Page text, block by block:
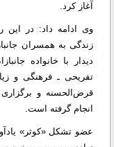
آغاز کرد.
وی ادامه داد: در این
زندگی به همسران
دیدار با خانواده
تفریحی ـ فرهنگی و
قرض‌الحسنه و
انجام گرفته است.
عضو تشکل «کوثر»